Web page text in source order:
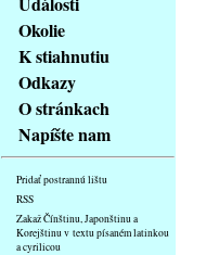
zkratky
tomto
webu
základní
Hlavní
strana
Okolie
K stiahnutiu
Odkazy
O stránkach
Napíšte nam
Pridať postrannú lištu
RSS
Zakaž Čínštinu, Japonštinu a
Korejštinu v textu písaném latinkou
a cyrilicou